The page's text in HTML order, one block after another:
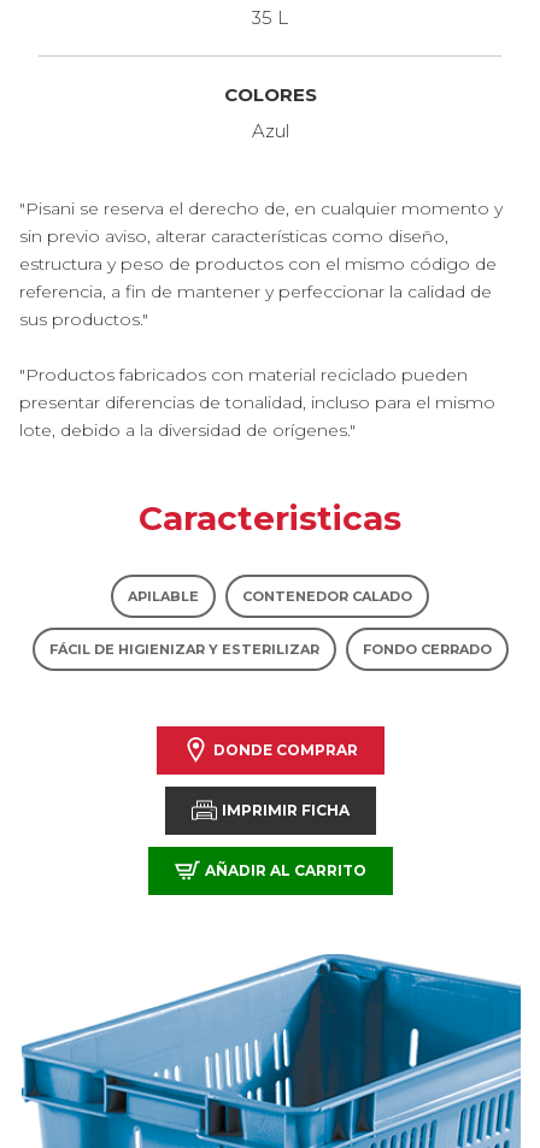
35 L
COLORES
Azul
"Pisani se reserva el derecho de, en cualquier momento y
sin previo aviso, alterar características como diseño,
estructura y peso de productos con el mismo código de
referencia, a fin de mantener y perfeccionar la calidad de
sus productos."
"Productos fabricados con material reciclado pueden
presentar diferencias de tonalidad, incluso para el mismo
lote, debido a la diversidad de orígenes."
Caracteristicas
APILABLE CONTENEDOR CALADO
FÁCIL DE HIGIENIZAR Y ESTERILIZAR FONDO CERRADO
DONDE COMPRAR
IMPRIMIR FICHA
AÑADIR AL CARRITO